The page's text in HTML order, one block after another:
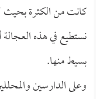
كانت من الكثرة بحيث
نستطيع في هذه
بسيط منها.
وعلى الدارسين